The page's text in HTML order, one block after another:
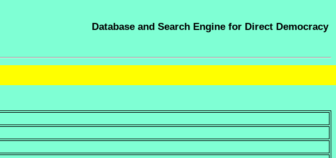
Database and Search Engine for Direct Democracy